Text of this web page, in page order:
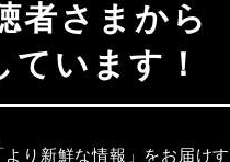
います！
り新鮮な情報」をお届けす